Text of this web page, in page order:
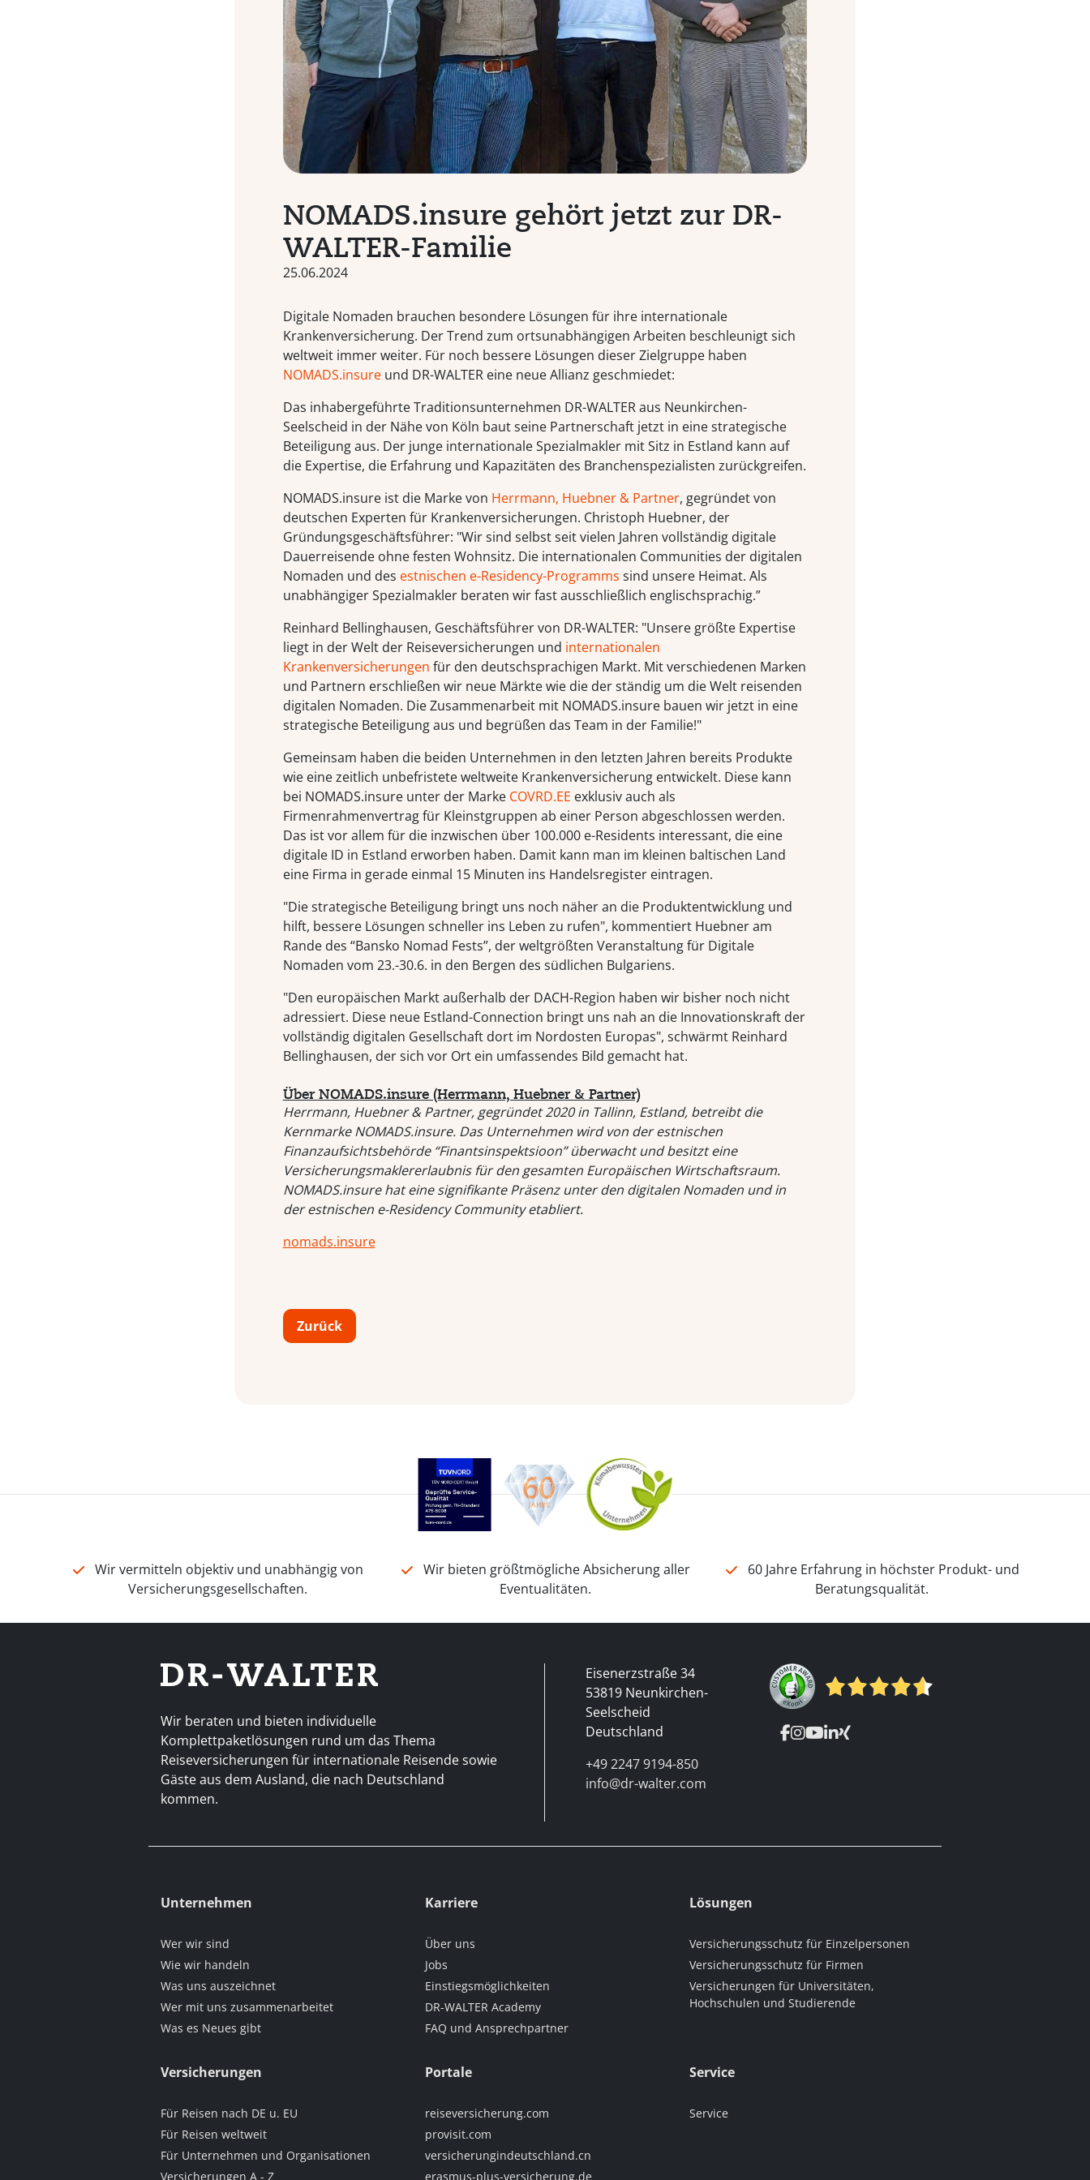
NOMADS.insure gehört jetzt zur DR-
WALTER-Familie
25.06.2024
Digitale Nomaden brauchen besondere Lösungen für ihre internationale
Krankenversicherung. Der Trend zum ortsunabhängigen Arbeiten beschleunigt sich
weltweit immer weiter. Für noch bessere Lösungen dieser Zielgruppe haben
NOMADS.insureund DR-WALTER eine neue Allianz geschmiedet:
Das inhabergeführte Traditionsunternehmen DR-WALTER aus Neunkirchen-
Seelscheid in der Nähe von Köln baut seine Partnerschaft jetzt in eine strategische
Beteiligung aus. Der junge internationale Spezialmakler mit Sitz in Estland kann auf
die Expertise, die Erfahrung und Kapazitäten des Branchenspezialisten zurückgreifen.
NOMADS.insure ist die Marke von Herrmann, Huebner & Partner, gegründet von
deutschen Experten für Krankenversicherungen. Christoph Huebner, der
Gründungsgeschäftsführer: "Wir sind selbst seit vielen Jahren vollständig digitale
Dauerreisende ohne festen Wohnsitz. Die internationalen Communities der digitalen
Nomaden und des estnischen e-Residency-Programms sind unsere Heimat. Als
unabhängiger Spezialmakler beraten wir fast ausschließlich englischsprachig.”
Reinhard Bellinghausen, Geschäftsführer von DR-WALTER: "Unsere größte Expertise
liegt in der Welt der Reiseversicherungen und internationalen
Krankenversicherungen für den deutschsprachigen Markt. Mit verschiedenen Marken
und Partnern erschließen wir neue Märkte wie die der ständig um die Welt reisenden
digitalen Nomaden. Die Zusammenarbeit mit NOMADS.insure bauen wir jetzt in eine
strategische Beteiligung aus und begrüßen das Team in der Familie!"
Gemeinsam haben die beiden Unternehmen in den letzten Jahren bereits Produkte
wie eine zeitlich unbefristete weltweite Krankenversicherung entwickelt. Diese kann
bei NOMADS.insure unter der Marke COVRD.EE exklusiv auch als
Firmenrahmenvertrag für Kleinstgruppen ab einer Person abgeschlossen werden.
Das ist vor allem für die inzwischen über 100.000 e-Residents interessant, die eine
digitale ID in Estland erworben haben. Damit kann man im kleinen baltischen Land
eine Firma in gerade einmal 15 Minuten ins Handelsregister eintragen.
"Die strategische Beteiligung bringt uns noch näher an die Produktentwicklung und
hilft, bessere Lösungen schneller ins Leben zu rufen", kommentiert Huebner am
Rande des “Bansko Nomad Fests”, der weltgrößten Veranstaltung für Digitale
Nomaden vom 23.-30.6. in den Bergen des südlichen Bulgariens.
"Den europäischen Markt außerhalb der DACH-Region haben wir bisher noch nicht
adressiert. Diese neue Estland-Connection bringt uns nah an die Innovationskraft der
vollständig digitalen Gesellschaft dort im Nordosten Europas", schwärmt Reinhard
Bellinghausen, der sich vor Ort ein umfassendes Bild gemacht hat.
Über NOMADS.insure (Herrmann, Huebner & Partner)
Herrmann, Huebner & Partner, gegründet 2020 in Tallinn, Estland, betreibt die
Kernmarke NOMADS.insure. Das Unternehmen wird von der estnischen
Finanzaufsichtsbehörde “Finantsinspektsioon” überwacht und besitzt eine
Versicherungsmaklererlaubnis für den gesamten Europäischen Wirtschaftsraum.
NOMADS.insure hat eine signifikante Präsenz unter den digitalen Nomaden und in
der estnischen e-Residency Community etabliert.
nomads.insure
Zurück
Wir vermitteln objektiv und unabhängig von
Versicherungsgesellschaften.
Wir bieten größtmögliche Absicherung aller
Eventualitäten.
60 Jahre Erfahrung in höchster Produkt- und
Beratungsqualität.
Wir beraten und bieten individuelle
Komplettpaketlösungen rund um das Thema
Reiseversicherungen für internationale Reisende sowie
Gäste aus dem Ausland, die nach Deutschland
kommen.
Eisenerzstraße 34
53819 Neunkirchen-
Seelscheid
Deutschland
+49 2247 9194-850
info@dr-walter.com
Unternehmen
Wer wir sind
Wie wir handeln
Was uns auszeichnet
Wer mit uns zusammenarbeitet
Was es Neues gibt
Karriere
Über uns
Jobs
Einstiegsmöglichkeiten
DR-WALTER Academy
FAQ und Ansprechpartner
Lösungen
Versicherungsschutz für Einzelpersonen
Versicherungsschutz für Firmen
Versicherungen für Universitäten,
Hochschulen und Studierende
Versicherungen
Für Reisen nach DE u. EU
Für Reisen weltweit
Für Unternehmen und Organisationen
Versicherungen A - Z
Portale
reiseversicherung.com
provisit.com
versicherungindeutschland.cn
erasmus-plus-versicherung.de
Service
Service